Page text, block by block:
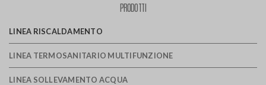
PRODOTTI
LINEA RISCALDAMENTO
LINEA TERMOSANITARIO MULTIFUNZIONE
LINEA SOLLEVAMENTO ACQUA